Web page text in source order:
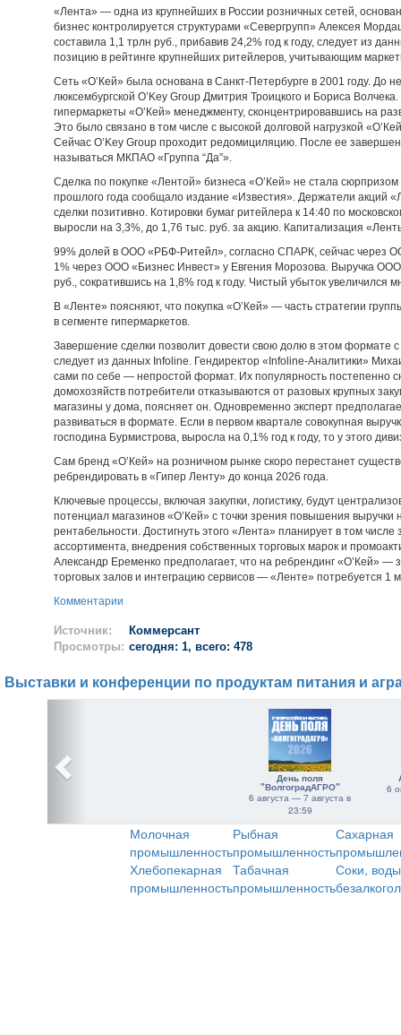
«Лента» — одна из крупнейших в России розничных сетей,
бизнес контролируется структурами «Севергрупп» Алексея
составила 1,1 трлн руб., прибавив 24,2% год к году, следует из
позицию в рейтинге крупнейших ритейлеров, учитывающим
Сеть «О’Кей» была основана в Санкт-Петербурге в 2001 году. До
люксембургской O’Key Group Дмитрия Троицкого и Бориса
гипермаркеты «О’Кей» менеджменту, сконцентрировавшись на
Это было связано в том числе с высокой долговой нагрузкой
Сейчас O’Key Group проходит редомициляцию. После ее
называться МКПАО «Группа “Да”».
Сделка по покупке «Лентой» бизнеса «О’Кей» не стала сюрпризом
прошлого года сообщало издание «Известия». Держатели акций
сделки позитивно. Котировки бумаг ритейлера к 14:40 по
выросли на 3,3%, до 1,76 тыс. руб. за акцию. Капитализация
99% долей в ООО «РБФ-Ритейл», согласно СПАРК, сейчас через
1% через ООО «Бизнес Инвест» у Евгения Морозова. Выручка
руб., сократившись на 1,8% год к году. Чистый убыток увеличился
В «Ленте» поясняют, что покупка «О’Кей» — часть стратегии
в сегменте гипермаркетов.
Завершение сделки позволит довести свою долю в этом формате
следует из данных Infoline. Гендиректор «Infoline-Аналитики»
сами по себе — непростой формат. Их популярность постепенно
домохозяйств потребители отказываются от разовых крупных
магазины у дома, поясняет он. Одновременно эксперт
развиваться в формате. Если в первом квартале совокупная
господина Бурмистрова, выросла на 0,1% год к году, то у этого
Сам бренд «О’Кей» на розничном рынке скоро перестанет
ребрендировать в «Гипер Ленту» до конца 2026 года.
Ключевые процессы, включая закупки, логистику, будут
потенциал магазинов «О’Кей» с точки зрения повышения
рентабельности. Достигнуть этого «Лента» планирует в том
ассортимента, внедрения собственных торговых марок и
Александр Еременко предполагает, что на ребрендинг «О’Кей» —
торговых залов и интеграцию сервисов — «Ленте» потребуется 1
Комментарии
Источник:
Коммерсант
Просмотры: сегодня: 1, всего: 478
Выставки и конференции по продуктам питания и
День поля
"ВолгоградАГРО"
6 августа — 7 августа в
23:59
6
Молочная
промышленность
Рыбная
промышленность
Сахарная
Хлебопекарная
промышленность
Табачная
промышленность
Соки,